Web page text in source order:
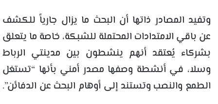
وتفيد المصادر ذاتها أن البحث ما يزال جارياً للكشف
عن باقي الامتدادات المحتملة للشبكة، خاصة ما يتعلق
بشركاء يُعتقد أنهم ينشطون بين مدينتي الرباط
وسلا، في أنشطة وصفها مصدر أمني بأنها “تستغل
الطمع والنصب وتستند إلى أوهام البحث عن الدفائن”.